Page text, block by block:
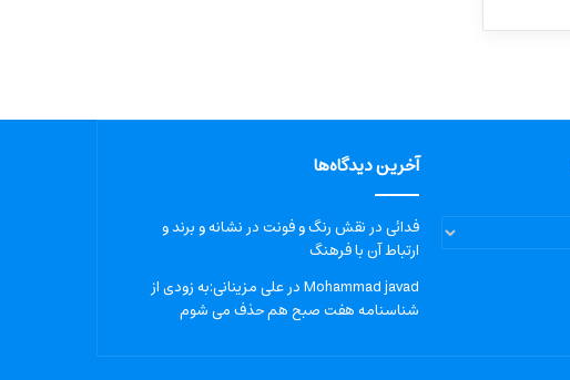
آخرین دیدگاه‌ها
فدائیدرنقش رنگ و فونت در نشانه و برند و
ارتباط آن با فرهنگ
Mohammad javadدرعلی مزینانی:به زودی از
شناسنامه هفت صبح هم حذف می شوم